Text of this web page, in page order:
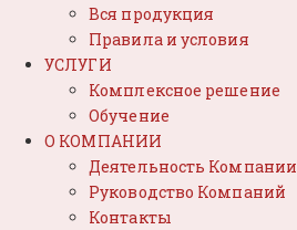
Вся продукция
Правила и условия
УСЛУГИ
Комплексное решение
Обучение
О КОМПАНИИ
Деятельность Компании
Руководство Компаний
Контакты